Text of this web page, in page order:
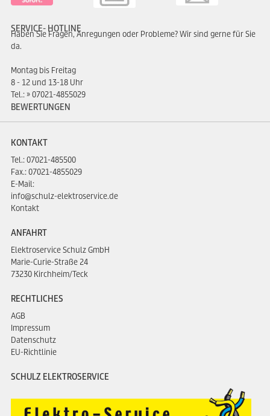
SERVICE- HOTLINE
Haben Sie Fragen, Anregungen oder Probleme? Wir sind gerne für Sie
da.
Montag bis Freitag
8 - 12 und 13-18 Uhr
Tel.: 07021-4855029
BEWERTUNGEN
KONTAKT
Tel.:07021-485500
Fax.: 07021-4855029
E-Mail:
info@schulz-elektroservice.de
Kontakt
ANFAHRT
Elektroservice Schulz GmbH
Marie-Curie-Straße 24
73230 Kirchheim/Teck
RECHTLICHES
AGB
Impressum
Datenschutz
EU-Richtlinie
SCHULZ ELEKTROSERVICE